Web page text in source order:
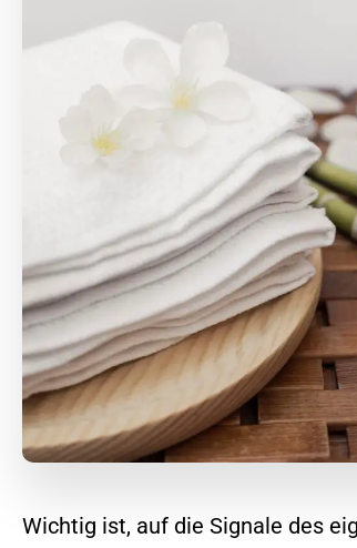
Wichtig ist, auf die Signale des